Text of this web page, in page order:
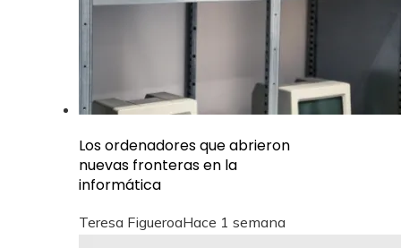
Los ordenadores que abrieron
nuevas fronteras en la
informática
Teresa FigueroaHace 1 semana